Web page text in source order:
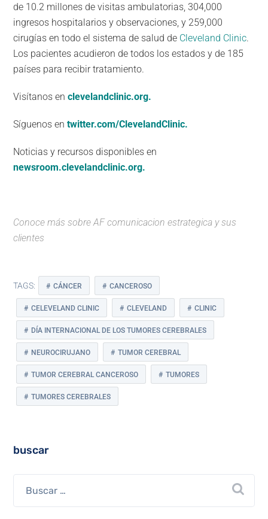
de 10.2 millones de visitas ambulatorias, 304,000
ingresos hospitalarios y observaciones, y 259,000
cirugías en todo el sistema de salud de Cleveland Clinic.
Los pacientes acudieron de todos los estados y de 185
países para recibir tratamiento.
Visítanos enclevelandclinic.org.
Síguenos en twitter.com/ClevelandClinic.
Noticias y recursos disponibles en
newsroom.clevelandclinic.org.
Conoce más sobreAF comunicacion estrategica ysus
clientes
TAGS: CÁNCER CANCEROSO
CELEVELAND CLINIC CLEVELAND CLINIC
DÍA INTERNACIONAL DE LOS TUMORES CEREBRALES
NEUROCIRUJANO TUMOR CEREBRAL
TUMOR CEREBRAL CANCEROSO TUMORES
TUMORES CEREBRALES
buscar